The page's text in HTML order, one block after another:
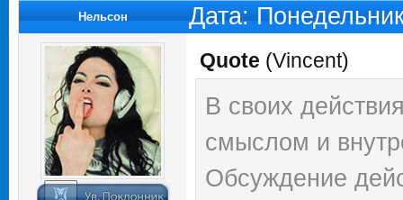
Нельсон Дата:
Quote (Vincent)
В своих
смыслом и
Обсуждение